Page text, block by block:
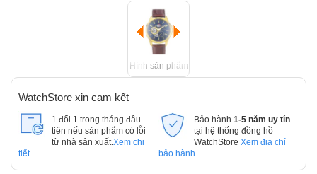
Hình sản phẩm
WatchStore xin cam kết
1 đổi 1 trong tháng đầu
tiên nếu sản phẩm có lỗi
từ nhà sản xuất. Xem chi
tiết
Bảo hành 1-5 năm uy tín
tại hệ thống đồng hồ
WatchStore Xem địa chỉ
bảo hành